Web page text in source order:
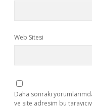
Web Sitesi
Daha sonraki
ve site adresim bu